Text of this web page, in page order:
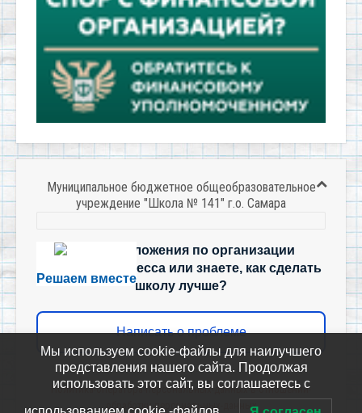
Муниципальное бюджетное общеобразовательное
учреждение "Школа № 141" г.о. Самара
Решаем вместе
Есть предложения по организации
учебного процесса или знаете, как сделать
школу лучше?
Написать о проблеме
Политика-оператора-персональных-данных-в-отношении-
обработки-персональных-данных
Мы используем cookie-файлы для наилучшего
представления нашего сайта. Продолжая
использовать этот сайт, вы соглашаетесь с